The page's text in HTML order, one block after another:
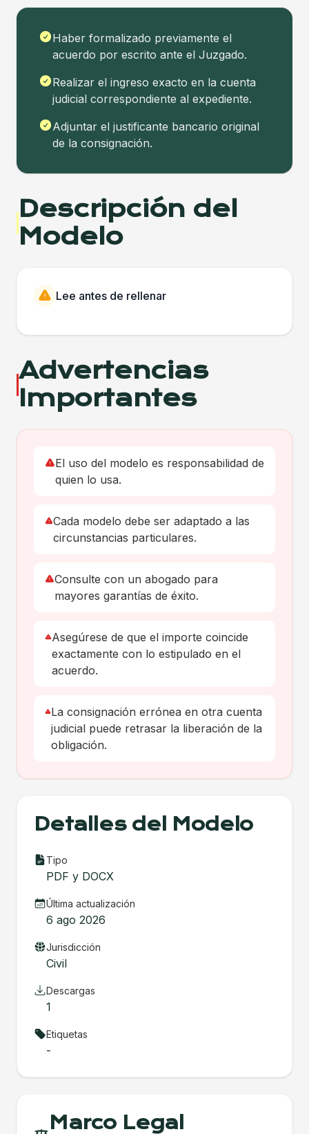
Haber formalizado previamente el
acuerdo por escrito ante el Juzgado.
Realizar el ingreso exacto en la cuenta
judicial correspondiente al expediente.
Adjuntar el justificante bancario original
de la consignación.
Descripción del
Modelo
Lee antes de rellenar
Advertencias
Importantes
El uso del modelo es responsabilidad de
quien lo usa.
Cada modelo debe ser adaptado a las
circunstancias particulares.
Consulte con un abogado para
mayores garantías de éxito.
Asegúrese de que el importe coincide
exactamente con lo estipulado en el
acuerdo.
La consignación errónea en otra cuenta
judicial puede retrasar la liberación de la
obligación.
Detalles del Modelo
Tipo
PDF y DOCX
Última actualización
6 ago 2026
Jurisdicción
Civil
Descargas
1
Etiquetas
-
Marco Legal